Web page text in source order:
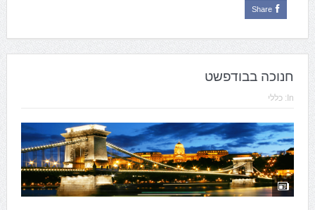
Share
חנוכה בבודפשט
In: כללי